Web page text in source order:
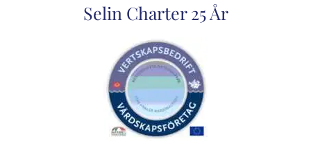
Selin Charter 25 År